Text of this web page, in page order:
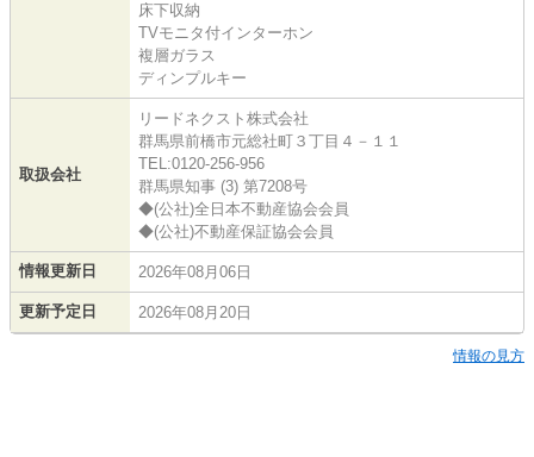
床下収納
TVモニタ付インターホン
複層ガラス
ディンプルキー
取扱会社
リードネクスト株式会社
群馬県前橋市元総社町３丁目４－１１
TEL:0120-256-956
群馬県知事 (3) 第7208号
◆(公社)全日本不動産協会会員
◆(公社)不動産保証協会会員
情報更新日 2026年08月06日
更新予定日 2026年08月20日
情報の見方